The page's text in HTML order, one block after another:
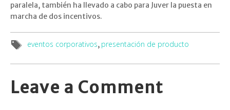
paralela, también ha llevado a cabo para Juver la puesta en
marcha de dos incentivos.
eventos corporativos, presentación de producto
Leave a Comment